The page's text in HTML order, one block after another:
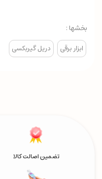
بخشها :
ابزار برقی دریل گیربکسی
تضمین اصالت کالا